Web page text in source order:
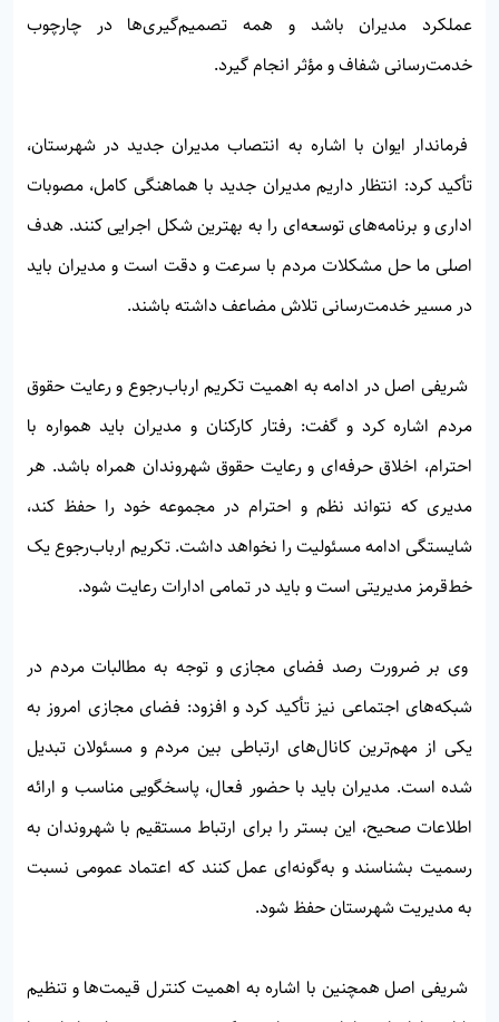
عملکرد مدیران باشد و همه تصمیم‌گیری‌ها در چارچوب
خدمت‌رسانی شفاف و مؤثر انجام گیرد.
فرماندار ایوان با اشاره به انتصاب مدیران جدید در شهرستان،
تأکید کرد: انتظار داریم مدیران جدید با هماهنگی کامل، مصوبات
اداری و برنامه‌های توسعه‌ای را به بهترین شکل اجرایی کنند. هدف
اصلی ما حل مشکلات مردم با سرعت و دقت است و مدیران باید
در مسیر خدمت‌رسانی تلاش مضاعف داشته باشند.
شریفی اصل در ادامه به اهمیت تکریم ارباب‌رجوع و رعایت حقوق
مردم اشاره کرد و گفت: رفتار کارکنان و مدیران باید همواره با
احترام، اخلاق حرفه‌ای و رعایت حقوق شهروندان همراه باشد. هر
مدیری که نتواند نظم و احترام در مجموعه خود را حفظ کند،
شایستگی ادامه مسئولیت را نخواهد داشت. تکریم ارباب‌رجوع یک
خط‌قرمز مدیریتی است و باید در تمامی ادارات رعایت شود.
وی بر ضرورت رصد فضای مجازی و توجه به مطالبات مردم در
شبکه‌های اجتماعی نیز تأکید کرد و افزود: فضای مجازی امروز به
یکی از مهم‌ترین کانال‌های ارتباطی بین مردم و مسئولان تبدیل
شده است. مدیران باید با حضور فعال، پاسخگویی مناسب و ارائه
اطلاعات صحیح، این بستر را برای ارتباط مستقیم با شهروندان به
رسمیت بشناسند و به‌گونه‌ای عمل کنند که اعتماد عمومی نسبت
به مدیریت شهرستان حفظ شود.
شریفی اصل همچنین با اشاره به اهمیت کنترل قیمت‌ها و تنظیم